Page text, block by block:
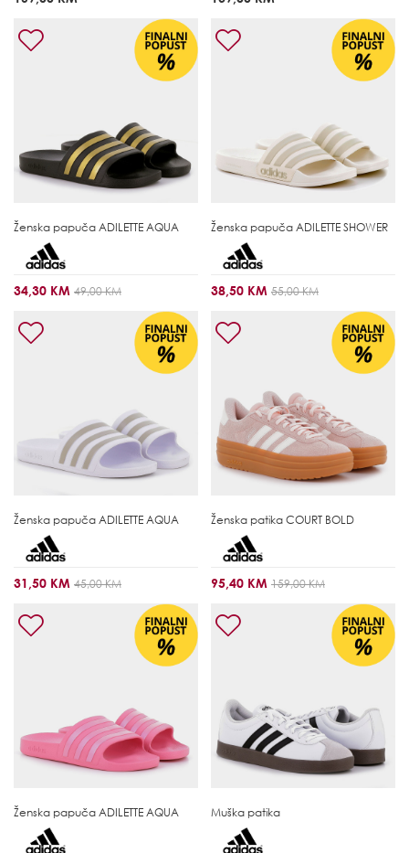
Ženska papuča ADILETTE AQUA
34,30 KM 49,00 KM
Ženska papuča ADILETTE SHOWER
38,50 KM 55,00 KM
Ženska papuča ADILETTE AQUA
31,50 KM 45,00 KM
Ženska patika COURT BOLD
95,40 KM 159,00 KM
Ženska papuča ADILETTE AQUA Muška patika